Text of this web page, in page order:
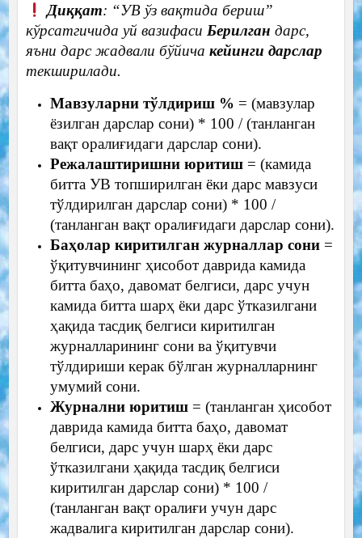
Диққат: “УВ ўз вақтида бериш”
кўрсатгичида уй вазифаси Берилган дарс,
яъни дарс жадвали бўйича кейинги дарслар
текширилади.
Мавзуларни тўлдириш % = (мавзулар
ёзилган дарслар сони) * 100 / (танланган
вақт оралиғидаги дарслар сони).
Режалаштиришни юритиш= (камида
битта УВ топширилган ёки дарс мавзуси
тўлдирилган дарслар сони) * 100 /
(танланган вақт оралиғидаги дарслар сони).
Баҳолар киритилган журналлар сони=
ўқитувчининг ҳисобот даврида камида
битта баҳо, давомат белгиси, дарс учун
камида битта шарҳ ёки дарс ўтказилгани
ҳақида тасдиқ белгиси киритилган
журналларининг сони ва ўқитувчи
тўлдириши керак бўлган журналларнинг
умумий сони.
Журнални юритиш= (танланган ҳисобот
даврида камида битта баҳо, давомат
белгиси, дарс учун шарҳ ёки дарс
ўтказилгани ҳақида тасдиқ белгиси
киритилган дарслар сони) * 100 /
(танланган вақт оралиғи учун дарс
жадвалига киритилган дарслар сони).